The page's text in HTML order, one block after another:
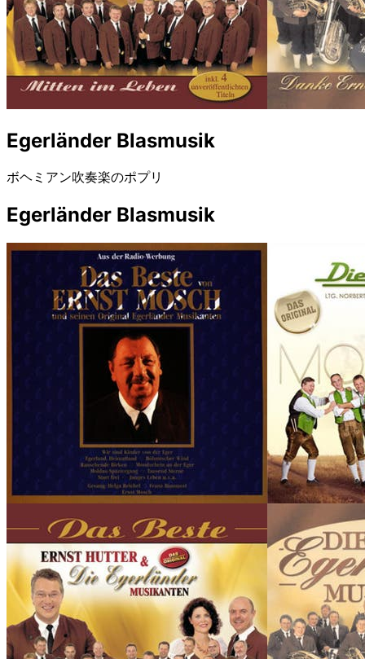
Egerländer Blasmusik
ボヘミアン吹奏楽のポプリ
Egerländer Blasmusik